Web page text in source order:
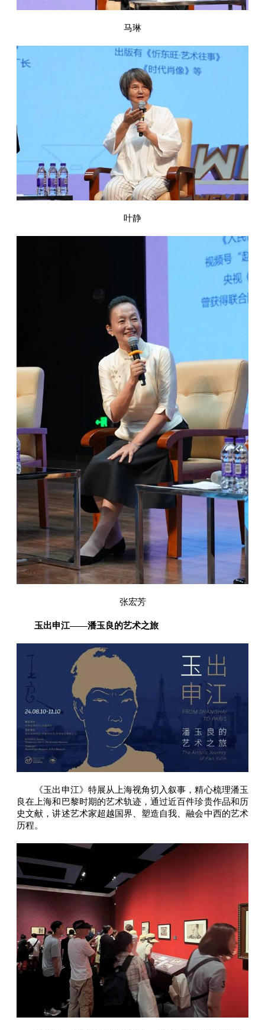
马琳
叶静
张宏芳
玉出申江——潘玉良的艺术之旅
《玉出申江》特展从上海视角切入叙事，精心梳理潘玉
良在上海和巴黎时期的艺术轨迹，通过近百件珍贵作品和历
史文献，讲述艺术家超越国界、塑造自我、融会中西的艺术
历程。